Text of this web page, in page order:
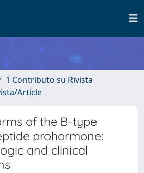
1 Contributo su Rivista
Article
of the B-type
prohormone:
and clinical